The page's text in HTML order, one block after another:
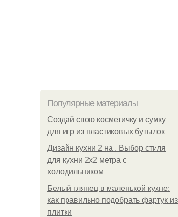
Популярные материалы
Создай свою косметичку и сумку
для игр из пластиковых бутылок
Дизайн кухни 2 на . Выбор стиля
для кухни 2х2 метра с
холодильником
Белый глянец в маленькой кухне:
как правильно подобрать фартук из
плитки